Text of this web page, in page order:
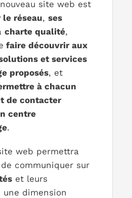
site web est
le réseau,ses
charte qualité,
faire découvrir aux
et services
proposés, et
à chacun
de contacter
centre
.
web permettra
communiquer sur
et leurs
une dimension